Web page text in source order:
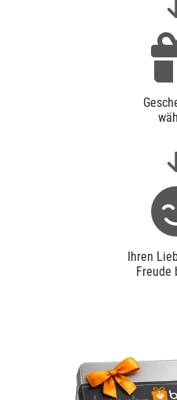
Ihren
Freude